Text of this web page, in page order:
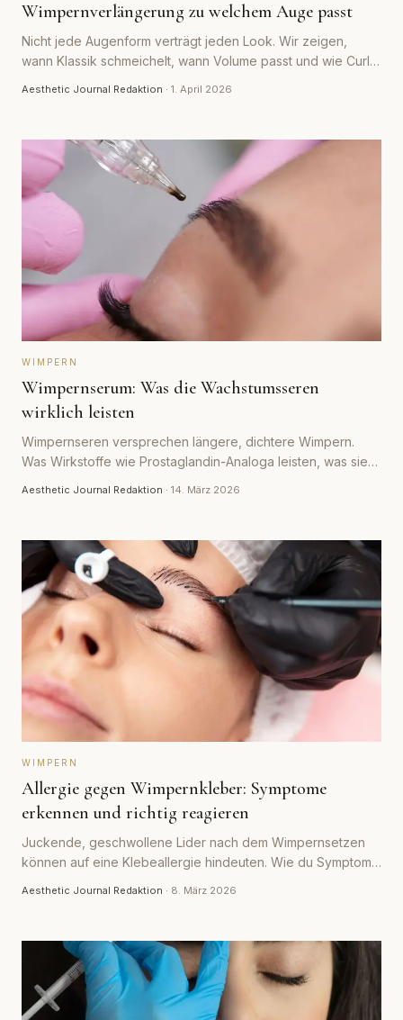
Wimpernverlängerung zu welchem Auge passt
Nicht jede Augenform verträgt jeden Look. Wir zeigen,
wann Klassik schmeichelt, wann Volume passt und wie Curl
Aesthetic Journal Redaktion · 1. April 2026
WIMPERN
Wimpernserum: Was die Wachstumsseren
wirklich leisten
Wimpernseren versprechen längere, dichtere Wimpern.
Was Wirkstoffe wie Prostaglandin-Analoga leisten, was sie
Aesthetic Journal Redaktion · 14. März 2026
WIMPERN
Allergie gegen Wimpernkleber: Symptome
erkennen und richtig reagieren
Juckende, geschwollene Lider nach dem Wimpernsetzen
können auf eine Klebeallergie hindeuten. Wie du Symptome
Aesthetic Journal Redaktion · 8. März 2026